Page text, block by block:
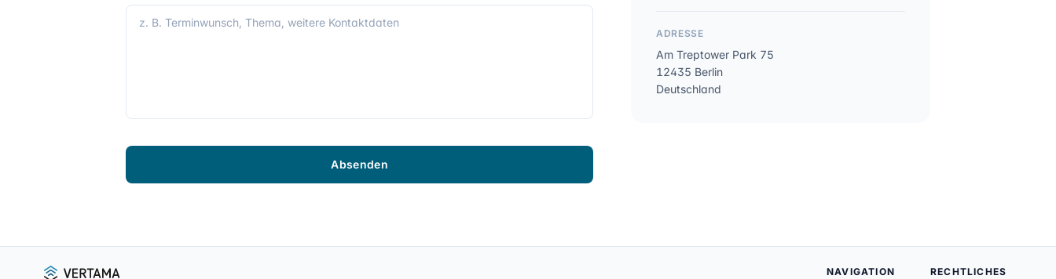
Absenden
ADRESSE
Am Treptower Park 75
12435 Berlin
Deutschland
Fußzeile NAVIGATION RECHTLICHES